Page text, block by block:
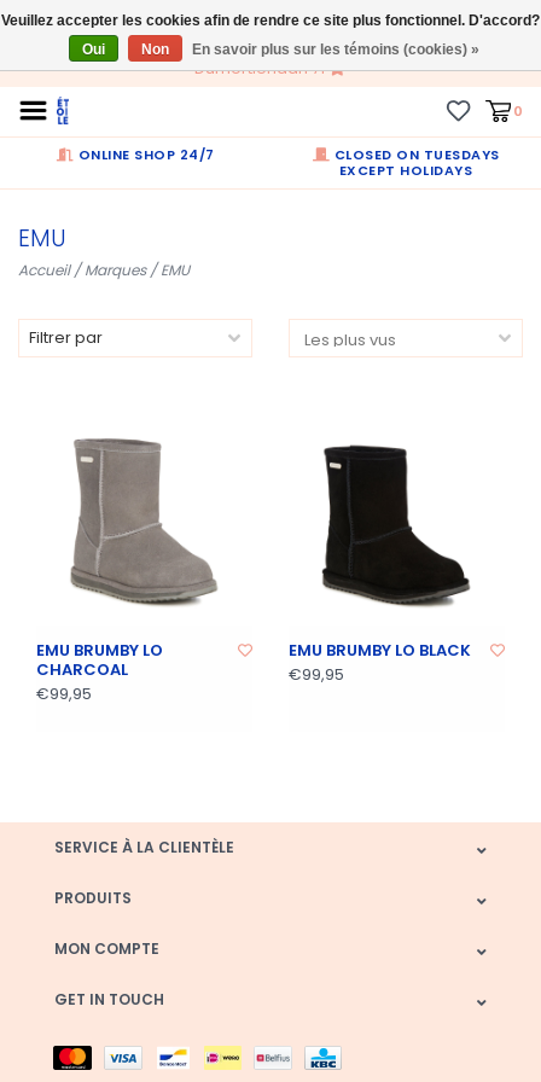
FR
Dumortierlaan 71
0
ONLINE SHOP 24/7
CLOSED ON TUESDAYS
EXCEPT HOLIDAYS
EMU
Accueil/Marques/EMU
Filtrer par
EMU BRUMBY LO
CHARCOAL
€99,95
EMU BRUMBY LO BLACK
€99,95
SERVICE À LA CLIENTÈLE
PRODUITS
MON COMPTE
GET IN TOUCH
Veuillez accepter les cookies afin de rendre ce site plus fonctionnel. D'accord?
Oui
Non En savoir plus sur les témoins (cookies) »